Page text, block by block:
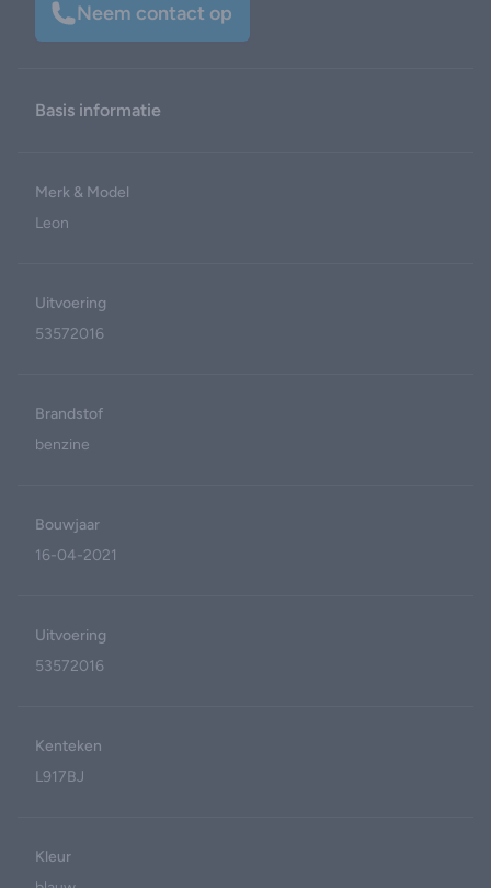
Neem contact op
Basis informatie
Merk & Model
Leon
Uitvoering
53572016
Brandstof
benzine
Bouwjaar
16-04-2021
Uitvoering
53572016
Kenteken
L917BJ
Kleur